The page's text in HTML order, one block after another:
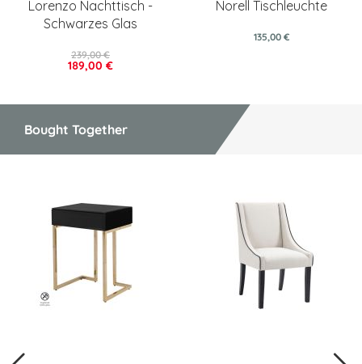
Lorenzo Nachttisch -
Schwarzes Glas
189,00 €
239,00 €
Norell Tischleuchte
135,00 €
Bought Together